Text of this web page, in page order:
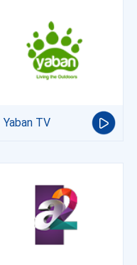
Yaban TV